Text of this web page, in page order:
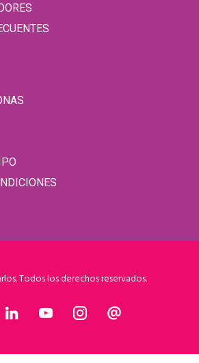
Todos los derechos reservados.